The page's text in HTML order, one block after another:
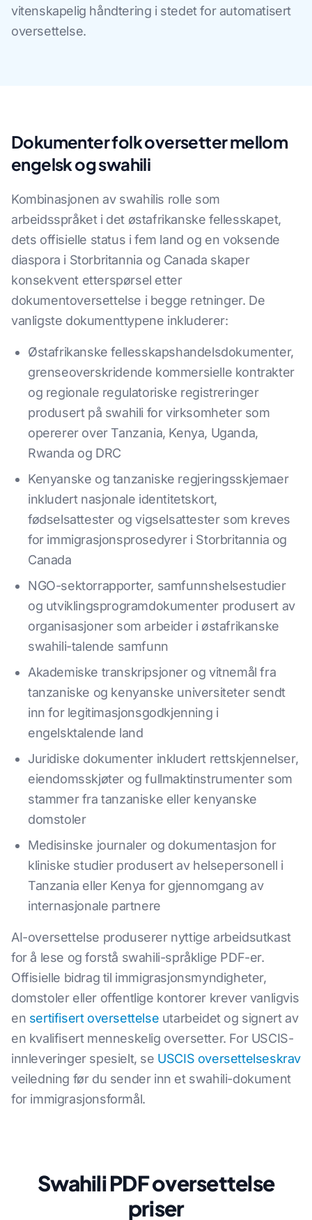
vitenskapelig håndtering i stedet for automatisert
oversettelse.
Dokumenter folk oversetter mellom
engelsk og swahili
Kombinasjonen av swahilis rolle som
arbeidsspråket i det østafrikanske fellesskapet,
dets offisielle status i fem land og en voksende
diaspora i Storbritannia og Canada skaper
konsekvent etterspørsel etter
dokumentoversettelse i begge retninger. De
vanligste dokumenttypene inkluderer:
Østafrikanske fellesskapshandelsdokumenter,
grenseoverskridende kommersielle kontrakter
og regionale regulatoriske registreringer
produsert på swahili for virksomheter som
opererer over Tanzania, Kenya, Uganda,
Rwanda og DRC
Kenyanske og tanzaniske regjeringsskjemaer
inkludert nasjonale identitetskort,
fødselsattester og vigselsattester som kreves
for immigrasjonsprosedyrer i Storbritannia og
Canada
NGO-sektorrapporter, samfunnshelsestudier
og utviklingsprogramdokumenter produsert av
organisasjoner som arbeider i østafrikanske
swahili-talende samfunn
Akademiske transkripsjoner og vitnemål fra
tanzaniske og kenyanske universiteter sendt
inn for legitimasjonsgodkjenning i
engelsktalende land
Juridiske dokumenter inkludert rettskjennelser,
eiendomsskjøter og fullmaktinstrumenter som
stammer fra tanzaniske eller kenyanske
domstoler
Medisinske journaler og dokumentasjon for
kliniske studier produsert av helsepersonell i
Tanzania eller Kenya for gjennomgang av
internasjonale partnere
AI-oversettelse produserer nyttige arbeidsutkast
for å lese og forstå swahili-språklige PDF-er.
Offisielle bidrag til immigrasjonsmyndigheter,
domstoler eller offentlige kontorer krever vanligvis
en sertifisert oversettelse utarbeidet og signert av
en kvalifisert menneskelig oversetter. For USCIS-
innleveringer spesielt, se USCIS oversettelseskrav
veiledning før du sender inn et swahili-dokument
for immigrasjonsformål.
Swahili PDF oversettelse
priser